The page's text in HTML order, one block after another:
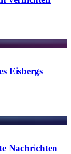
Eisbergs
Nachrichten